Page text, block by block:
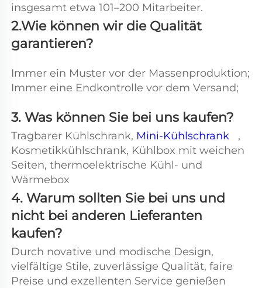
insgesamt etwa 101–200 Mitarbeiter.
2.Wie können wir die Qualität
garantieren?
Immer eine Endkontrolle vor dem Versand;
3. Was können Sie bei uns kaufen?
Tragbarer Kühlschrank, Mini-Kühlschrank ,
Kosmetikkühlschrank, Kühlbox mit weichen
Seiten, thermoelektrische Kühl- und
Wärmebox
4. Warum sollten Sie bei uns und
nicht bei anderen Lieferanten
kaufen?
Durch novative und modische Design,
vielfältige Stile, zuverlässige Qualität, faire
Preise und exzellenten Service genießen